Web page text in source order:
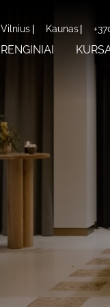
Vilnius Kaunas
RENGINIAI